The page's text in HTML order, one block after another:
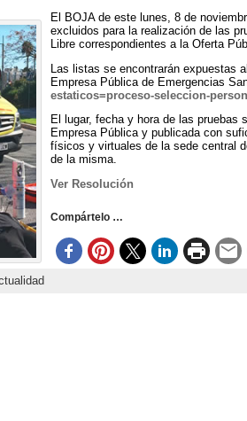
El BOJA de este lunes, 8 de
excluidos para la realización de las
Libre correspondientes a la Oferta
Las listas se encontrarán expuestas
Empresa Pública de Emergencias
estaticos=proceso-seleccion-
El lugar, fecha y hora de las pruebas
Empresa Pública y publicada con
físicos y virtuales de la sede central
de la misma.
Ver Resolución
Compártelo …